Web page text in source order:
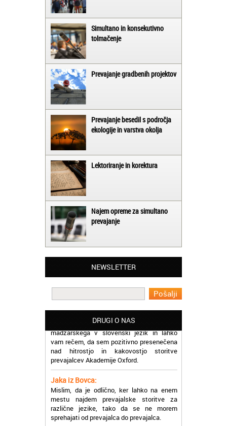
Simultano in konsekutivno
tolmačenje
Prevajanje gradbenih projektov
Prevajanje besedil s področja
ekologije in varstva okolja
Lektoriranje in korektura
Najem opreme za simultano
prevajanje
NEWSLETTER
DRUGI O NAS
Matjaž iz Ajdovščine:
prevajalske storitve opravljajo hitro in
učinkoviti.
Martina iz Bleda:
Potrebovala sem prevajanje iz
madžarskega v slovenski jezik in lahko
vam rečem, da sem pozitivno presenečena
nad hitrostjo in kakovostjo storitve
prevajalcev Akademije Oxford.
Jaka iz Bovca:
Mislim, da je odlično, ker lahko na enem
mestu najdem prevajalske storitve za
različne jezike, tako da se ne morem
sprehajati od prevajalca do prevajalca.
Eva iz Brežic: